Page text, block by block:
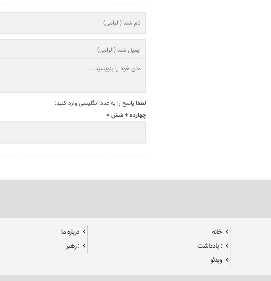
لطفا پاسخ را به عدد انگلیسی وارد کنید:
چهارده + شش =
خانه درباره ما
: یادداشت
: رهبر
ویدئو